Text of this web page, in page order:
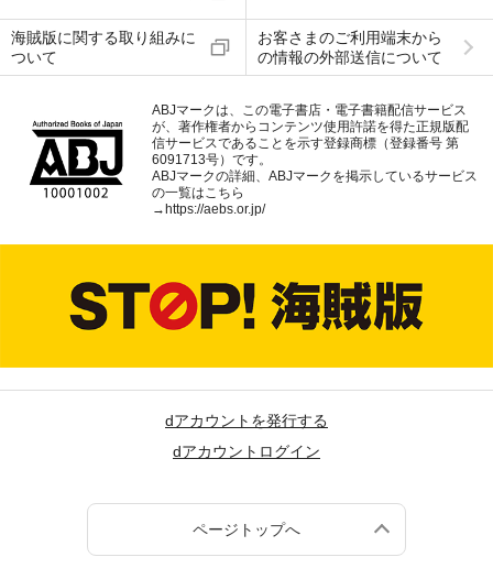
海賊版に関する取り組みに
ついて
お客さまのご利用端末から
の情報の外部送信について
ABJマークは、この電子書店・電子書籍配信サービス
が、著作権者からコンテンツ使用許諾を得た正規版配
信サービスであることを示す登録商標（登録番号 第
6091713号）です。
ABJマークの詳細、ABJマークを掲示しているサービス
の一覧はこちら
→https://aebs.or.jp/
dアカウントを発行する
dアカウントログイン
ページトップへ